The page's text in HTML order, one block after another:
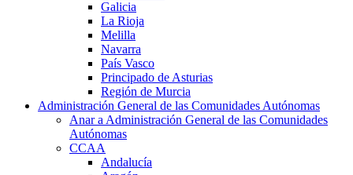
Galicia
La Rioja
Melilla
Navarra
País Vasco
Principado de Asturias
Región de Murcia
Administración General de las Comunidades Autónomas
Anar a Administración General de las Comunidades
Autónomas
CCAA
Andalucía